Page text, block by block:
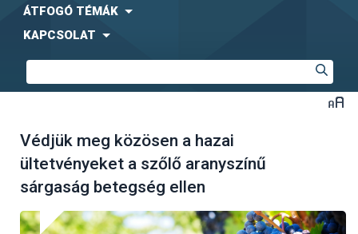
ÁTFOGÓ TÉMÁK
KAPCSOLAT
Védjük meg közösen a hazai
ültetvényeket a szőlő aranyszínű
sárgaság betegség ellen